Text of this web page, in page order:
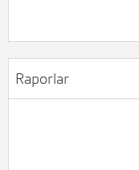
Raporlar